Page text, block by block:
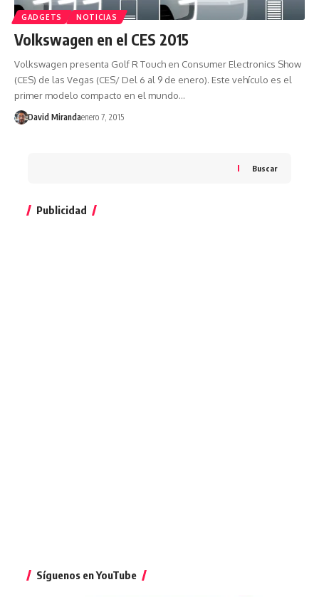
GADGETS NOTICIAS
Volkswagen en el CES 2015
Volkswagen presenta Golf R Touch en Consumer Electronics Show
(CES) de las Vegas (CES/ Del 6 al 9 de enero). Este vehículo es el
primer modelo compacto en el mundo…
David Mirandaenero 7, 2015
Buscar
Publicidad
Síguenos en YouTube